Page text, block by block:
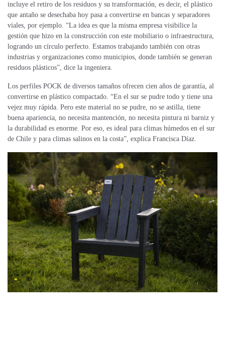
incluye el retiro de los residuos y su transformación, es decir, el plástico
que antaño se desechaba hoy pasa a convertirse en bancas y separadores
viales, por ejemplo. “La idea es que la misma empresa visibilice la
gestión que hizo en la construcción con este mobiliario o infraestructura,
logrando un círculo perfecto. Estamos trabajando también con otras
industrias y organizaciones como municipios, donde también se generan
residuos plásticos”, dice la ingeniera.
Los perfiles POCK de diversos tamaños ofrecen cien años de garantía, al
convertirse en plástico compactado. “En el sur se pudre todo y tiene una
vejez muy rápida. Pero este material no se pudre, no se astilla, tiene
buena apariencia, no necesita mantención, no necesita pintura ni barniz y
la durabilidad es enorme. Por eso, es ideal para climas húmedos en el sur
de Chile y para climas salinos en la costa”, explica Francisca Díaz.